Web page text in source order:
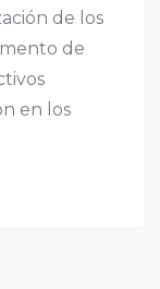
de los
de
en los